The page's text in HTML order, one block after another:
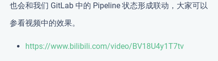
也会和我们 GitLab 中的 Pipeline 状态形成联动，大家可以
参看视频中的效果。
https://www.bilibili.com/video/BV18U4y1T7tv